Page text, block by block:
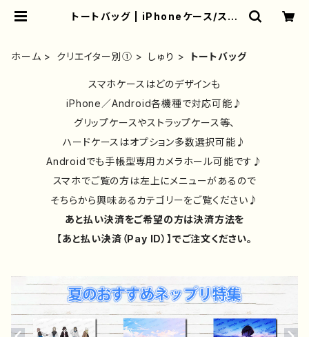
トートバッグ | iPhoneケース/スマ
雑貨屋アリうさ
ホーム クリエイター別① しゅり トートバッグ
スマホケースはどのデザインも
iPhone／Android各機種で対応可能♪
グリップケースやストラップケース等、
ハードケースはオプション多数選択可能♪
Androidでも手帳型専用カメラホール可能です♪
スマホでご覧の方は左上にメニューがあるので
そちらから興味あるカテゴリーをご覧ください♪
あと払い決済をご希望の方は決済方法を
【あと払い決済（Pay ID）】でご注文ください。